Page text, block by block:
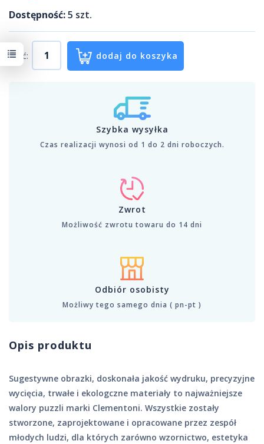
Dostępność:5 szt.
Ilość: dodaj do koszyka
Szybka wysyłka
Czas realizacji wynosi od 1 do 2 dni roboczych.
Zwrot
Możliwość zwrotu towaru do 14 dni
Odbiór osobisty
Możliwy tego samego dnia ( pn-pt )
Opis produktu
Sugestywne obrazki, doskonała jakość wydruku, precyzyjne
wycięcia, trwałe i ekologczne materiały to najważniejsze
walory puzzli marki Clementoni. Wszystkie zostały
stworzone, zaprojektowane i opracowane przez zespół
młodych ludzi, dla których zarówno wzornictwo, estetyka